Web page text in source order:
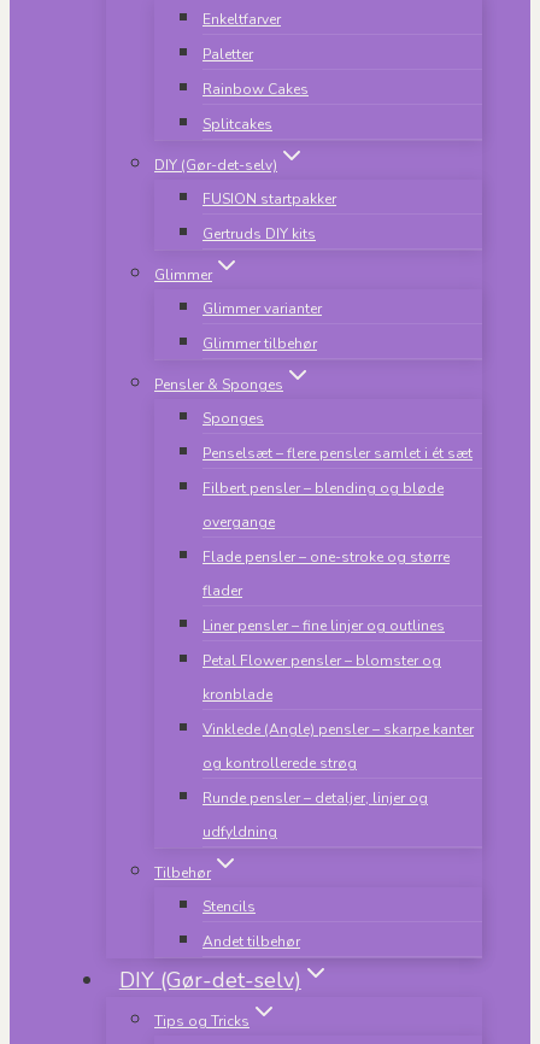
Enkeltfarver
Paletter
Rainbow Cakes
Splitcakes
DIY (Gør-det-selv)
FUSION startpakker
Gertruds DIY kits
Glimmer
Glimmer varianter
Glimmer tilbehør
Pensler & Sponges
Sponges
Penselsæt – flere pensler samlet i ét sæt
Filbert pensler – blending og bløde
overgange
Flade pensler – one-stroke og større
flader
Liner pensler – fine linjer og outlines
Petal Flower pensler – blomster og
kronblade
Vinklede (Angle) pensler – skarpe kanter
og kontrollerede strøg
Runde pensler – detaljer, linjer og
udfyldning
Tilbehør
Stencils
Andet tilbehør
DIY (Gør-det-selv)
Tips og Tricks